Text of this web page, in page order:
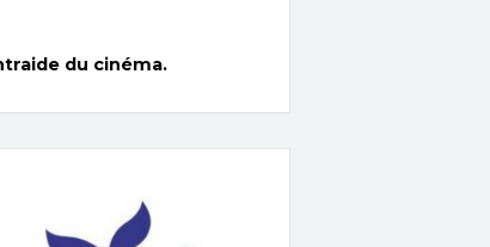
du cinéma.